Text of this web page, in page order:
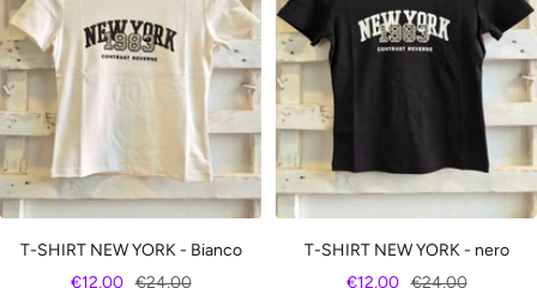
T-SHIRT NEW YORK - Bianco
Prezzo
€12,00 Prezzo
€24,00
T-SHIRT NEW YORK - nero
Prezzo
€12,00 Prezzo
€24,00